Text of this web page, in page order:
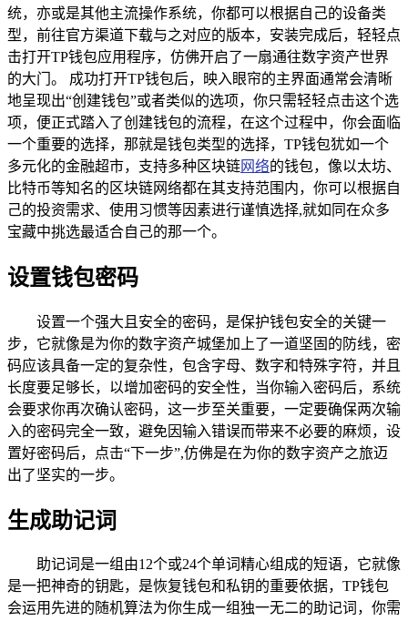
统，亦或是其他主流操作系统，你都可以根据自己的设备类
型，前往官方渠道下载与之对应的版本，安装完成后，轻轻点
击打开TP钱包应用程序，仿佛开启了一扇通往数字资产世界
的大门。 成功打开TP钱包后，映入眼帘的主界面通常会清晰
地呈现出“创建钱包”或者类似的选项，你只需轻轻点击这个选
项，便正式踏入了创建钱包的流程，在这个过程中，你会面临
一个重要的选择，那就是钱包类型的选择，TP钱包犹如一个
多元化的金融超市，支持多种区块链网络的钱包，像以太坊、
比特币等知名的区块链网络都在其支持范围内，你可以根据自
己的投资需求、使用习惯等因素进行谨慎选择,就如同在众多
宝藏中挑选最适合自己的那一个。
设置钱包密码
设置一个强大且安全的密码，是保护钱包安全的关键一
步，它就像是为你的数字资产城堡加上了一道坚固的防线，密
码应该具备一定的复杂性，包含字母、数字和特殊字符，并且
长度要足够长，以增加密码的安全性，当你输入密码后，系统
会要求你再次确认密码，这一步至关重要，一定要确保两次输
入的密码完全一致，避免因输入错误而带来不必要的麻烦，设
置好密码后，点击“下一步”,仿佛是在为你的数字资产之旅迈
出了坚实的一步。
生成助记词
助记词是一组由12个或24个单词精心组成的短语，它就像
是一把神奇的钥匙，是恢复钱包和私钥的重要依据，TP钱包
会运用先进的随机算法为你生成一组独一无二的助记词，你需